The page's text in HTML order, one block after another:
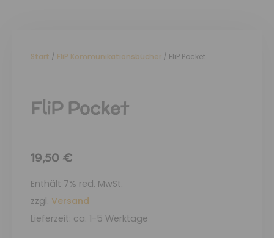
Start / FliP Kommunikationsbücher / FliP Pocket
FliP Pocket
19,50 €
Enthält 7% red. MwSt.
zzgl. Versand
Lieferzeit: ca. 1-5 Werktage